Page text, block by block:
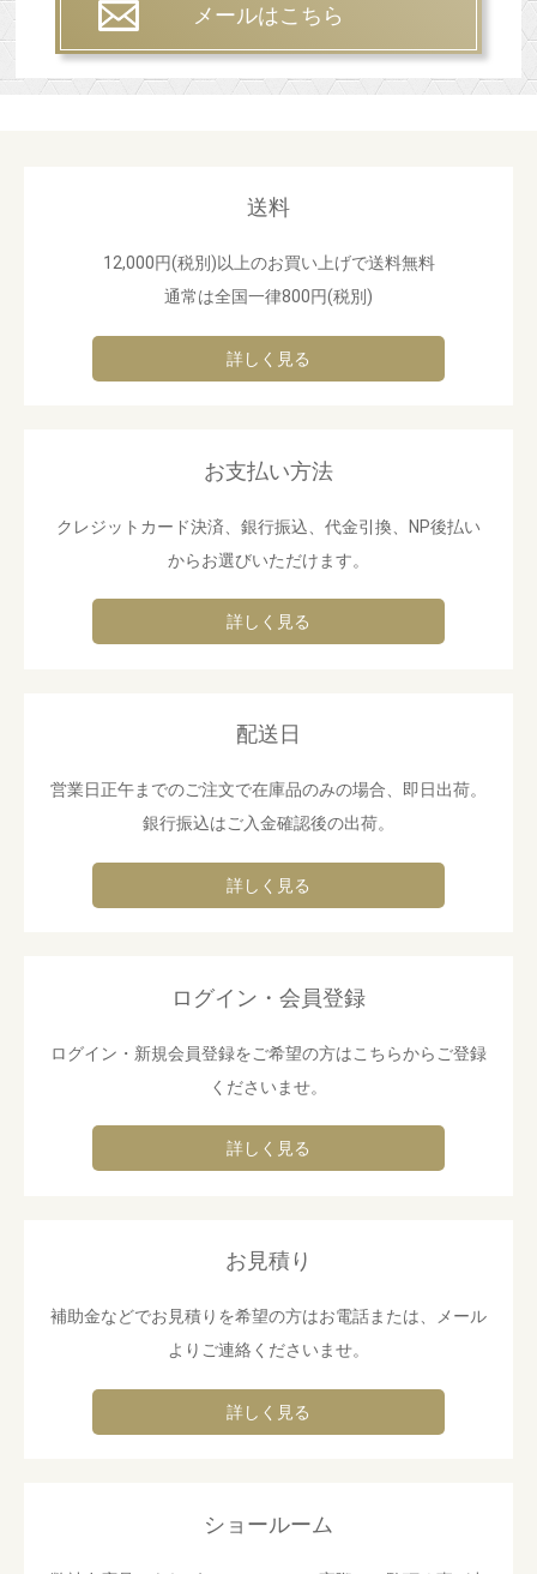
メールはこちら
送料
12,000円(税別)以上のお買い上げで送料無料
通常は全国一律800円(税別)
詳しく見る
お支払い方法
クレジットカード決済、銀行振込、代金引換、NP後払い
からお選びいただけます。
詳しく見る
配送日
営業日正午までのご注文で在庫品のみの場合、即日出荷。
銀行振込はご入金確認後の出荷。
詳しく見る
ログイン・会員登録
ログイン・新規会員登録をご希望の方はこちらからご登録
くださいませ。
詳しく見る
お見積り
補助金などでお見積りを希望の方はお電話または、メール
よりご連絡くださいませ。
詳しく見る
ショールーム